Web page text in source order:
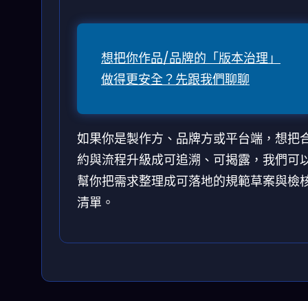
想把你作品/品牌的「版本治理」
做得更安全？先跟我們聊聊
如果你是製作方、品牌方或平台端，想把
約與流程升級成可追溯、可揭露，我們可
幫你把需求整理成可落地的規範草案與檢
清單。